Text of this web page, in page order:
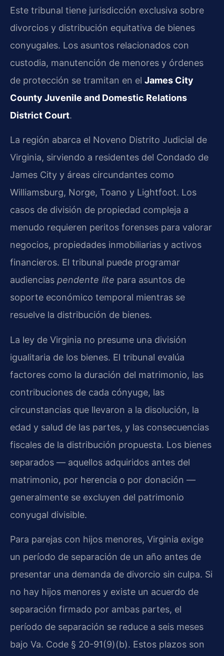
Este tribunal tiene jurisdicción exclusiva sobre
divorcios y distribución equitativa de bienes
conyugales. Los asuntos relacionados con
custodia, manutención de menores y órdenes
de protección se tramitan en el James City
County Juvenile and Domestic Relations
District Court.
La región abarca el Noveno Distrito Judicial de
Virginia, sirviendo a residentes del Condado de
James City y áreas circundantes como
Williamsburg, Norge, Toano y Lightfoot. Los
casos de división de propiedad compleja a
menudo requieren peritos forenses para valorar
negocios, propiedades inmobiliarias y activos
financieros. El tribunal puede programar
audiencias pendente lite para asuntos de
soporte económico temporal mientras se
resuelve la distribución de bienes.
La ley de Virginia no presume una división
igualitaria de los bienes. El tribunal evalúa
factores como la duración del matrimonio, las
contribuciones de cada cónyuge, las
circunstancias que llevaron a la disolución, la
edad y salud de las partes, y las consecuencias
fiscales de la distribución propuesta. Los bienes
separados — aquellos adquiridos antes del
matrimonio, por herencia o por donación —
generalmente se excluyen del patrimonio
conyugal divisible.
Para parejas con hijos menores, Virginia exige
un período de separación de un año antes de
presentar una demanda de divorcio sin culpa. Si
no hay hijos menores y existe un acuerdo de
separación firmado por ambas partes, el
período de separación se reduce a seis meses
bajo Va. Code § 20-91(9)(b). Estos plazos son